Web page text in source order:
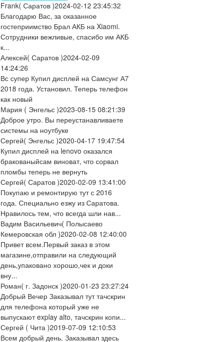
Frank( Саратов )2024-02-12 23:45:32
Благодарю Вас, за оказанное
гостеприимство Брал АКБ на Xiaomi.
Сотрудники вежливые, спасибо им АКБ
к...
Алексей( Саратов )2024-02-09
14:24:26
Вс супер Купил дисплей на Самсунг А7
2018 года. Установил. Теперь телефон
как новый
Мария ( Энгельс )2023-08-15 08:21:39
Доброе утро. Вы переустанавливаете
системы на ноутбуке
Сергей( Энгельс )2020-04-17 19:47:54
Купил дисплей на lenovo оказался
бракованыйсам виноват, что сорвал
пломбы теперь не вернуть
Сергей( Саратов )2020-02-09 13:41:00
Покупаю и ремонтирую тут с 2016
года. Специально езжу из Саратова.
Нравилось тем, что всегда шли нав...
Вадим Васильевич( Полысаево
Кемеровская обл )2020-02-08 12:40:00
Привет всем.Первый заказ в этом
магазине,отправили на следующий
день,упаковано хорошо,чек и доки
вну...
Роман( г. Задонск )2020-01-23 23:27:24
Добрый Вечер Заказывал тут тачскрин
для телефона который уже не
выпускают explay alto, тачскрин копи...
Сергей ( Чита )2019-07-09 12:10:53
Всем добрый день. Заказывал здесь